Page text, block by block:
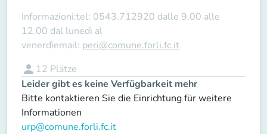
Informazioni:tel: 0543.712920 dalle 9.00 alle
12.00 dal lunedì al
venerdìemail: peri@comune.forli.fc.it
person 12 Plätze
Leider gibt es keine Verfügbarkeit mehr
Bitte kontaktieren Sie die Einrichtung für weitere
Informationen
urp@comune.forli.fc.it